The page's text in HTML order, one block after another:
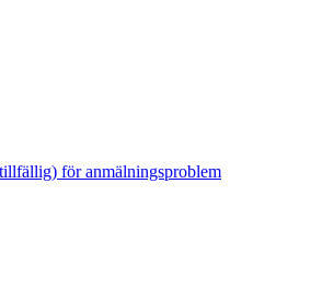
för anmälningsproblem